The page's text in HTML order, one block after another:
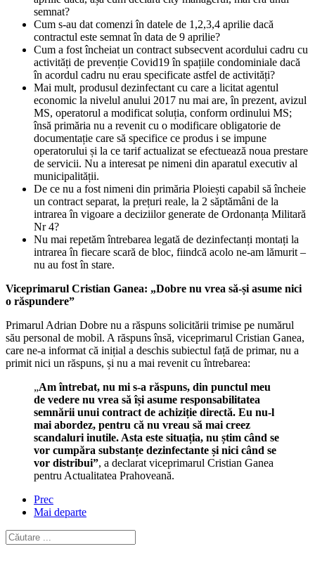
semnat?
Cum s-au dat comenzi în datele de 1,2,3,4 aprilie dacă
contractul este semnat în data de 9 aprilie?
Cum a fost încheiat un contract subsecvent acordului cadru cu
activități de prevenție Covid19 în spațiile condominiale dacă
în acordul cadru nu erau specificate astfel de activități?
Mai mult, produsul dezinfectant cu care a licitat agentul
economic la nivelul anului 2017 nu mai are, în prezent, avizul
MS, operatorul a modificat soluția, conform ordinului MS;
însă primăria nu a revenit cu o modificare obligatorie de
documentație care să specifice ce produs i se impune
operatorului și la ce tarif actualizat se efectuează noua prestare
de servicii. Nu a interesat pe nimeni din aparatul executiv al
municipalității.
De ce nu a fost nimeni din primăria Ploiești capabil să încheie
un contract separat, la prețuri reale, la 2 săptămâni de la
intrarea în vigoare a deciziilor generate de Ordonanța Militară
Nr 4?
Nu mai repetăm întrebarea legată de dezinfectanți montați la
intrarea în fiecare scară de bloc, fiindcă acolo ne-am lămurit –
nu au fost în stare.
Viceprimarul Cristian Ganea: „Dobre nu vrea să-și asume nici
o răspundere”
Primarul Adrian Dobre nu a răspuns solicitării trimise pe numărul
său personal de mobil. A răspuns însă, viceprimarul Cristian Ganea,
care ne-a informat că inițial a deschis subiectul față de primar, nu a
primit nici un răspuns, și nu a mai revenit cu întrebarea:
„Am întrebat, nu mi s-a răspuns, din punctul meu
de vedere nu vrea să își asume responsabilitatea
semnării unui contract de achiziție directă. Eu nu-l
mai abordez, pentru că nu vreau să mai creez
scandaluri inutile. Asta este situația, nu știm când se
vor cumpăra substanțe dezinfectante și nici când se
vor distribui”, a declarat viceprimarul Cristian Ganea
pentru Actualitatea Prahoveană.
Prec
Mai departe